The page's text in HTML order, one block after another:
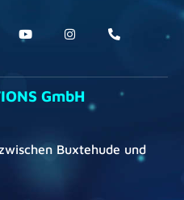
GmbH
Buxtehude und